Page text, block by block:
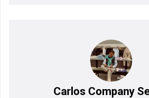
Carlos Company